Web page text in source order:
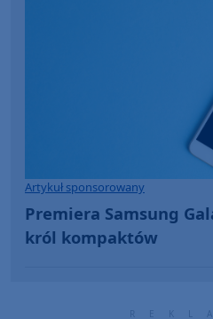
Artykuł sponsorowany
Premiera Samsung
król kompaktów